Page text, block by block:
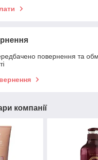
повернення та
компанії